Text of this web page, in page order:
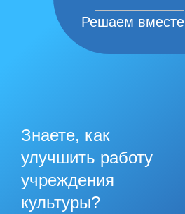
Решаем вместе
Знаете, как
улучшить работу
учреждения
культуры?